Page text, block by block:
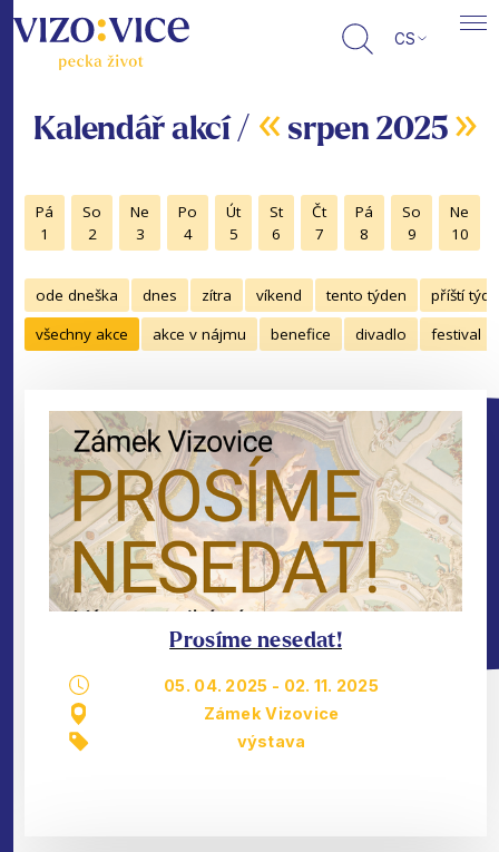
CS
Kalendář akcí / « srpen 2025 »
Pá
1
So
2
Ne
3
Po
4
Út
5
St
6
Čt
7
Pá
8
So
9
Ne
10
ode dneška dnes zítra víkend tento týden
příští
všechny akce
akce v nájmu benefice divadlo festival
Prosíme nesedat!
05. 04. 2025 - 02. 11. 2025
Zámek Vizovice
výstava